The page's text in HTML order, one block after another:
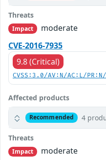
Threats
Impact
moderate
CVE-2016-7935
9.8 (Critical)
CVSS:3.0/AV:N/AC:L/
Affected products
Recommended 4
Threats
Impact
moderate